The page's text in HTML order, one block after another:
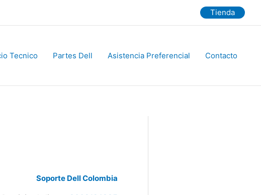
Tienda
Tecnico Partes Dell Asistencia Preferencial Contacto
Soporte Dell Colombia